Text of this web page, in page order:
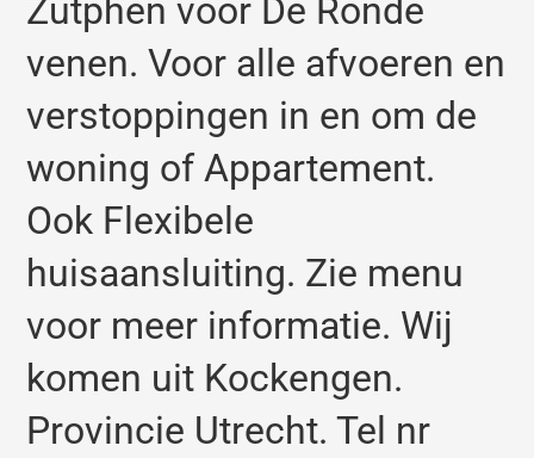
Zutphen voor De Ronde
venen. Voor alle afvoeren en
verstoppingen in en om de
woning of Appartement.
Ook Flexibele
huisaansluiting. Zie menu
voor meer informatie. Wij
komen uit Kockengen.
Provincie Utrecht. Tel nr